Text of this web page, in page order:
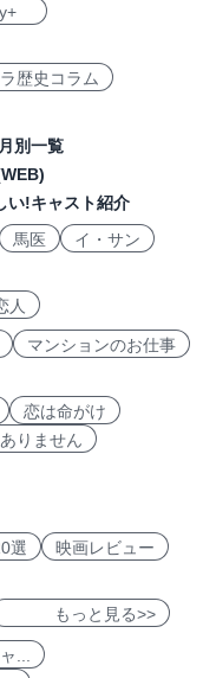
歴史コラム
別一覧
い!キャスト紹介
馬医
イ・サン
人
マンションのお仕事
恋は命がけ
りません
選
映画レビュー
もっと見る>>
...